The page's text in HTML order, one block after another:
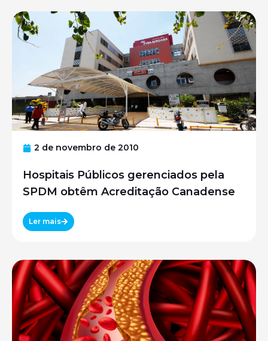
2 de novembro de 2010
Hospitais Públicos gerenciados pela
SPDM obtêm Acreditação Canadense
Ler mais